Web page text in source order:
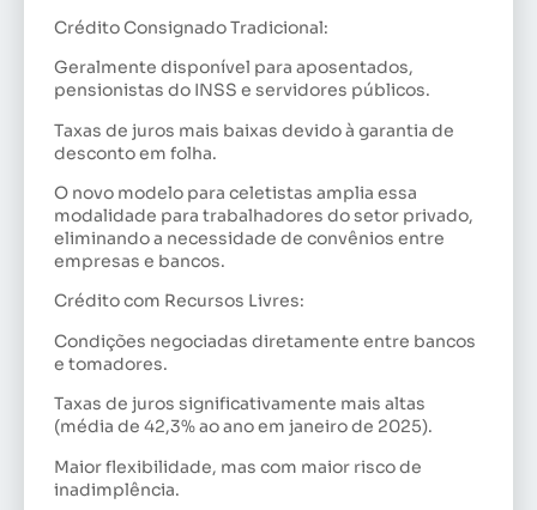
Crédito Consignado Tradicional:
Geralmente disponível para aposentados,
pensionistas do INSS e servidores públicos.
Taxas de juros mais baixas devido à garantia de
desconto em folha.
O novo modelo para celetistas amplia essa
modalidade para trabalhadores do setor privado,
eliminando a necessidade de convênios entre
empresas e bancos.
Crédito com Recursos Livres:
Condições negociadas diretamente entre bancos
e tomadores.
Taxas de juros significativamente mais altas
(média de 42,3% ao ano em janeiro de 2025).
Maior flexibilidade, mas com maior risco de
inadimplência.